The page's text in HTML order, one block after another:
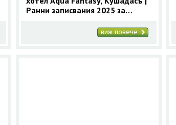
Ранни записвания 2025 за
виж повече